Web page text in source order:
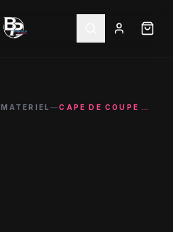
MATERIEL— CAPE DE COUPE JRL PROFESSIONNELLE - ACCESSOIRE BARBER COIFFEUR